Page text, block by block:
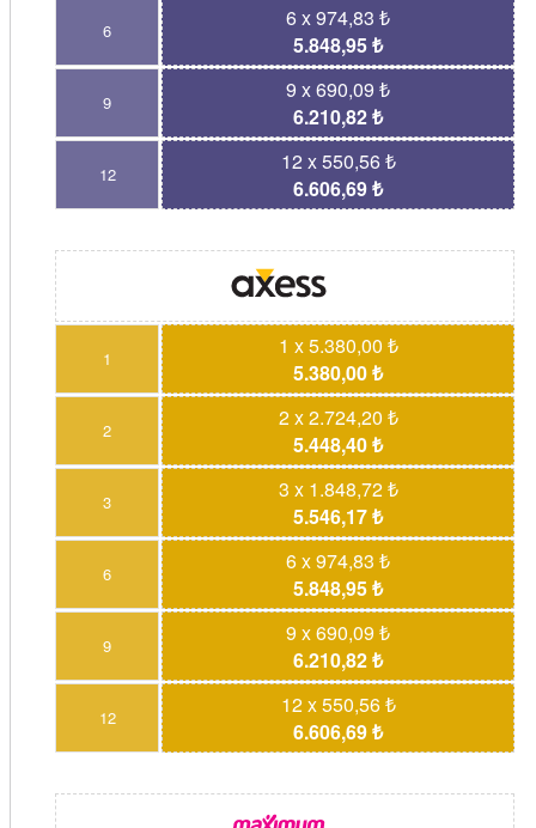
6
6 x 974,83 ₺
5.848,95 ₺
9
9 x 690,09 ₺
6.210,82 ₺
12
12 x 550,56 ₺
6.606,69 ₺
1
1 x 5.380,00 ₺
5.380,00 ₺
2
2 x 2.724,20 ₺
5.448,40 ₺
3
3 x 1.848,72 ₺
5.546,17 ₺
6
6 x 974,83 ₺
5.848,95 ₺
9
9 x 690,09 ₺
6.210,82 ₺
12
12 x 550,56 ₺
6.606,69 ₺